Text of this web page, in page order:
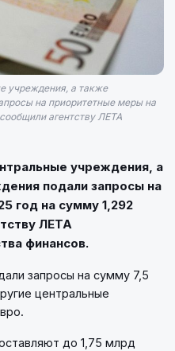
учреждения, а также
на приоритетные меры на
агентству ЛЕТА
учреждения, а
подали запросы на
год на сумму 1,292
ЛЕТА
финансов.
запросы на сумму 7,5
центральные
до 1,75 млрд